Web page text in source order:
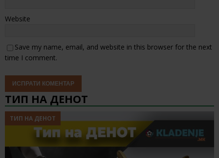
Website
Save my name, email, and website in this browser for the next
time I comment.
ТИП НА ДЕНОТ
ТИП НА ДЕНОТ